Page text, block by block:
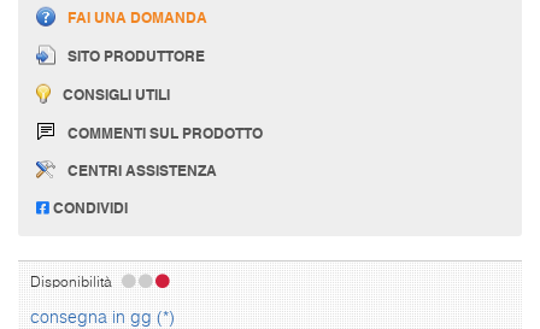
FAI UNA DOMANDA
SITO PRODUTTORE
CONSIGLI UTILI
COMMENTI SUL PRODOTTO
CENTRI ASSISTENZA
CONDIVIDI
Disponibilità
consegna in gg (*)